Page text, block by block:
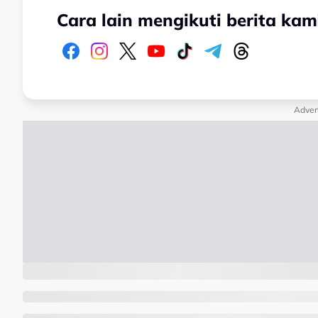
Cara lain mengikuti berita